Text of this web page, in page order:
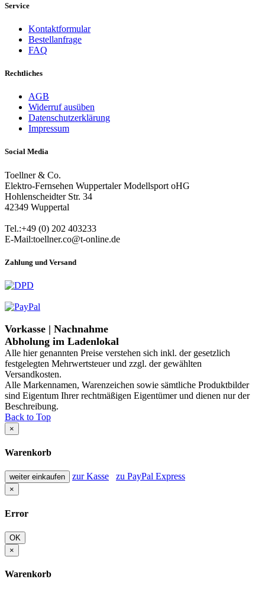
Service
Kontaktformular
Bestellanfrage
FAQ
Rechtliches
AGB
Widerruf ausüben
Datenschutzerklärung
Impressum
Social Media
Toellner & Co.
Elektro-Fernsehen Wuppertaler Modellsport oHG
Hohlenscheidter Str. 34
42349 Wuppertal
Tel.:+49 (0) 202 403233
E-Mail:toellner.co@t-online.de
Zahlung und Versand
Vorkasse | Nachnahme
Abholung im Ladenlokal
Alle hier genannten Preise verstehen sich inkl. der gesetzlich
festgelegten Mehrwertsteuer und zzgl. der gewählten
Versandkosten.
Alle Markennamen, Warenzeichen sowie sämtliche Produktbilder
sind Eigentum Ihrer rechtmäßigen Eigentümer und dienen nur der
Beschreibung.
Back to Top
×
Warenkorb
weiter einkaufen zur Kasse zu PayPal Express
×
Error
OK
×
Warenkorb